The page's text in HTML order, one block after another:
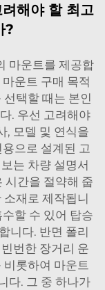
해야 할 최고
?
마운트를 제공합
운트 구매 목적
택할 때는 본인
. 우선 고려해야
, 모델 및 연식을
으로 설계된 고
는 차량 설명서
시간을 절약해 줍
소재로 제작됩니
할 수 있어 탑승
니다. 반면 폴리
번한 장거리 운
롯하여 마운트
다. 그 중 하나가